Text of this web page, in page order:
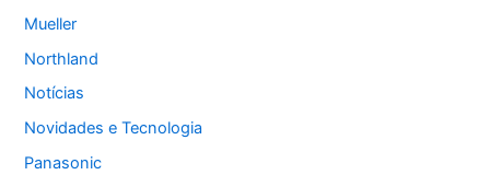
Mueller
Northland
Notícias
Novidades e Tecnologia
Panasonic